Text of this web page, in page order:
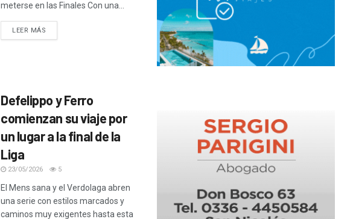
meterse en las Finales Con una...
LEER MÁS
Defelippo y Ferro
comienzan su viaje por
un lugar a la final de la
Liga
23/05/2026 5
El Mens sana y el Verdolaga abren
una serie con estilos marcados y
caminos muy exigentes hasta esta